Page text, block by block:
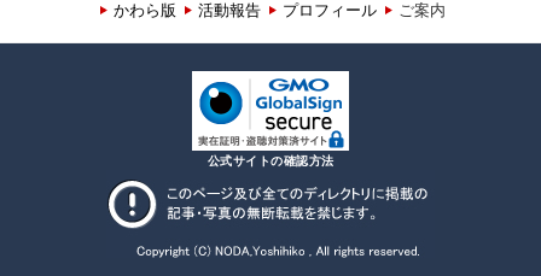
かわら版 活動報告 プロフィール ご案内
公式サイトの確認方法